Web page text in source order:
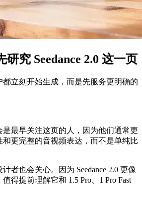
研究 Seedance 2.0 这一页
立刻开始生成，而是先服务更明确的
是最早关注这页的人，因为他们通常更
更完整的音视频表达，而不是单纯比
者也会关心。因为 Seedance 2.0 更像
得提前理解它和 1.5 Pro、1 Pro Fast